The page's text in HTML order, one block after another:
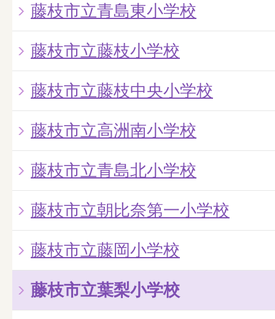
藤枝市立青島東小学校
藤枝市立藤枝小学校
藤枝市立藤枝中央小学校
藤枝市立高洲南小学校
藤枝市立青島北小学校
藤枝市立朝比奈第一小学校
藤枝市立藤岡小学校
藤枝市立葉梨小学校